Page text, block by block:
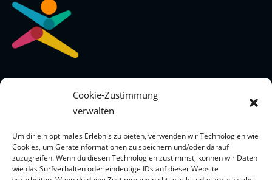
Cookie-Zustimmung
verwalten
Um dir ein optimales Erlebnis zu bieten, verwenden wir Technologien wie
Cookies, um Geräteinformationen zu speichern und/oder darauf
zuzugreifen. Wenn du diesen Technologien zustimmst, können wir Daten
wie das Surfverhalten oder eindeutige IDs auf dieser Website
Ringmauergasse 14,
9500 Villach